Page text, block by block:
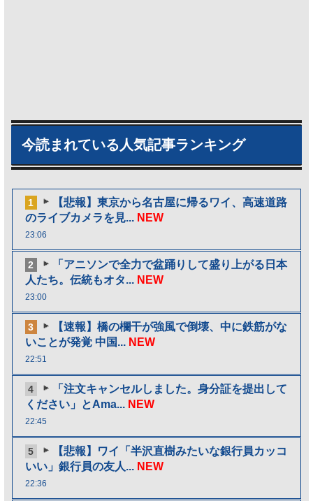
今読まれている人気記事ランキング
1
【悲報】東京から名古屋に帰るワイ、高速道路
のライブカメラを見... NEW
23:06
2
「アニソンで全力で盆踊りして盛り上がる日本
人たち。伝統もオタ... NEW
23:00
3
【速報】橋の欄干が強風で倒壊、中に鉄筋がな
いことが発覚 中国... NEW
22:51
4
「注文キャンセルしました。身分証を提出して
ください」とAma... NEW
22:45
5
【悲報】ワイ「半沢直樹みたいな銀行員カッコ
いい」銀行員の友人... NEW
22:36